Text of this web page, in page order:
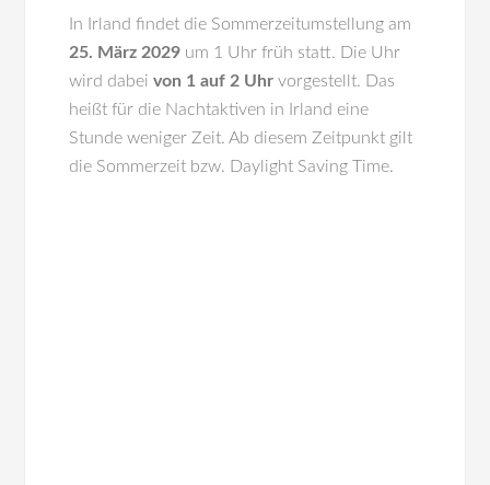
In Irland findet die Sommerzeitumstellung am
25. März 2029 um 1 Uhr früh statt. Die Uhr
wird dabeivon 1 auf 2 Uhr vorgestellt. Das
heißt für die Nachtaktiven in Irland eine
Stunde weniger Zeit. Ab diesem Zeitpunkt gilt
die Sommerzeit bzw. Daylight Saving Time.